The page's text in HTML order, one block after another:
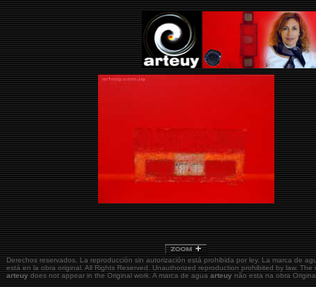
Derechos reservados. La reproducción sin autorización está prohibida por ley. La marca de
está en la obra original.All Rights Reserved. Unauthorized reproduction prohibited by law. The
arteuydoes not appear in the Original work. A marca de aguaarteuynão esta na obra